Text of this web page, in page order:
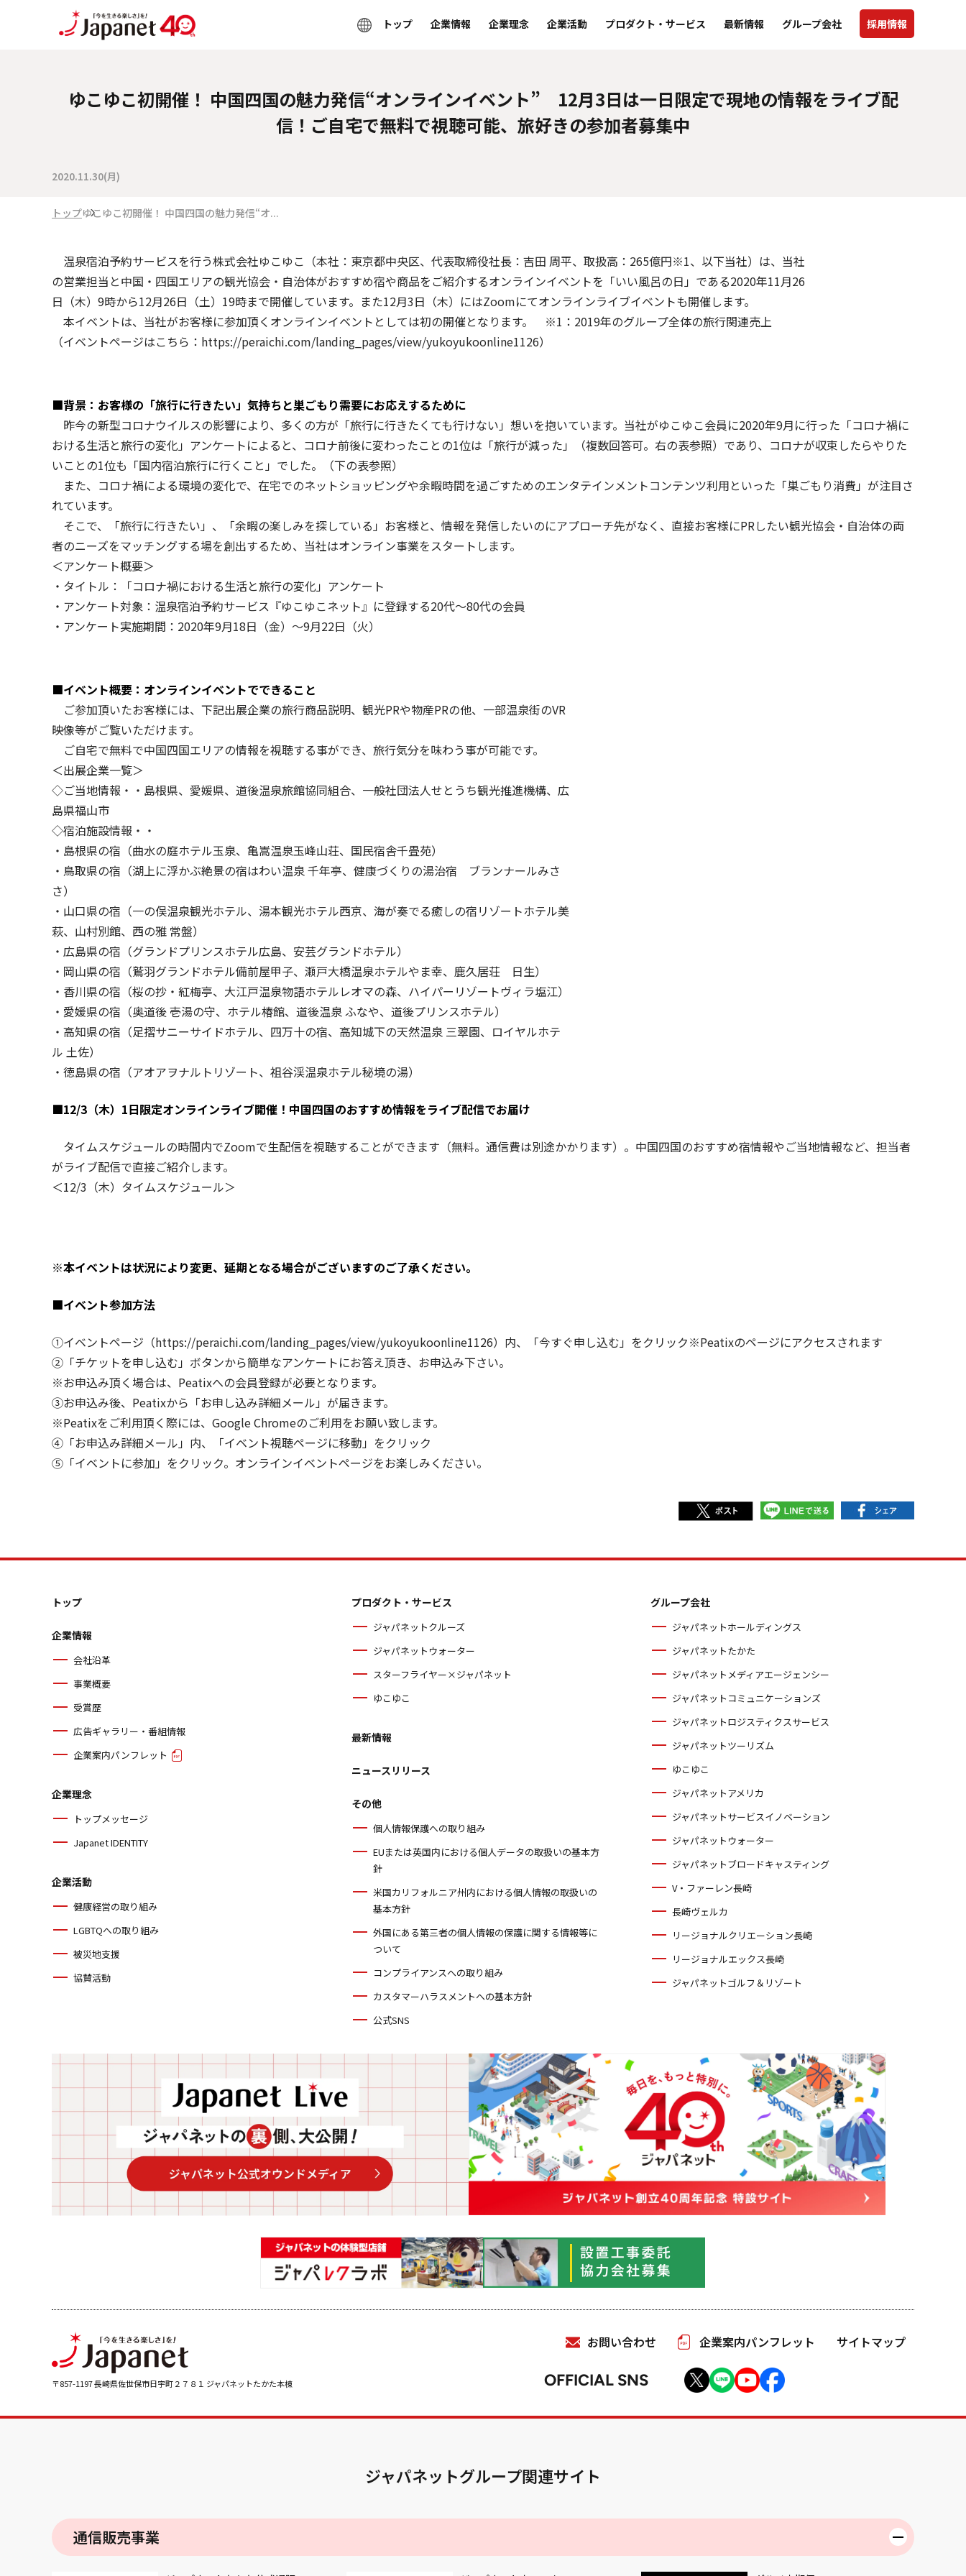
トップ 企業情報 企業理念 企業活動 プロダクト・サービス 最新情報 グループ会社 採用情報
ゆこゆこ初開催！ 中国四国の魅力発信“オンラインイベント” 12月3日は一日限定で現地の情報をライブ配
信！ご自宅で無料で視聴可能、旅好きの参加者募集中
2020.11.30(月)
トップゆこゆこ初開催！ 中国四国の魅力発信“オ...
温泉宿泊予約サービスを行う株式会社ゆこゆこ（本社：東京都中央区、代表取締役社長：吉田 周平、取扱高：265億円※1、以下当社）は、当社
の営業担当と中国・四国エリアの観光協会・自治体がおすすめ宿や商品をご紹介するオンラインイベントを「いい風呂の日」である2020年11月26
日（木）9時から12月26日（土）19時まで開催しています。また12月3日（木）にはZoomにてオンラインライブイベントも開催します。
本イベントは、当社がお客様に参加頂くオンラインイベントとしては初の開催となります。 ※1：2019年のグループ全体の旅行関連売上
（イベントページはこちら： https://peraichi.com/landing_pages/view/yukoyukoonline1126）
■背景：お客様の「旅行に行きたい」気持ちと巣ごもり需要にお応えするために
昨今の新型コロナウイルスの影響により、多くの方が「旅行に行きたくても行けない」想いを抱いています。当社がゆこゆこ会員に2020年9月に行った「コロナ禍に
おける生活と旅行の変化」アンケートによると、コロナ前後に変わったことの1位は「旅行が減った」（複数回答可。右の表参照）であり、コロナが収束したらやりた
いことの1位も「国内宿泊旅行に行くこと」でした。（下の表参照）
また、コロナ禍による環境の変化で、在宅でのネットショッピングや余暇時間を過ごすためのエンタテインメントコンテンツ利用といった「巣ごもり消費」が注目さ
れています。
そこで、「旅行に行きたい」、「余暇の楽しみを探している」お客様と、情報を発信したいのにアプローチ先がなく、直接お客様にPRしたい観光協会・自治体の両
者のニーズをマッチングする場を創出するため、当社はオンライン事業をスタートします。
＜アンケート概要＞
・タイトル：「コロナ禍における生活と旅行の変化」アンケート
・アンケート対象：温泉宿泊予約サービス『ゆこゆこネット』に登録する20代～80代の会員
・アンケート実施期間：2020年9月18日（金）～9月22日（火）
■イベント概要：オンラインイベントでできること
ご参加頂いたお客様には、下記出展企業の旅行商品説明、観光PRや物産PRの他、一部温泉街のVR
映像等がご覧いただけます。
ご自宅で無料で中国四国エリアの情報を視聴する事ができ、旅行気分を味わう事が可能です。
＜出展企業一覧＞
◇ご当地情報・・島根県、愛媛県、道後温泉旅館協同組合、一般社団法人せとうち観光推進機構、広
島県福山市
◇宿泊施設情報・・
・島根県の宿（曲水の庭ホテル玉泉、亀嵩温泉玉峰山荘、国民宿舎千畳苑）
・鳥取県の宿（湖上に浮かぶ絶景の宿はわい温泉 千年亭、健康づくりの湯治宿 ブランナールみさ
さ）
・山口県の宿（一の俣温泉観光ホテル、湯本観光ホテル西京、海が奏でる癒しの宿リゾートホテル美
萩、山村別館、西の雅 常盤）
・広島県の宿（グランドプリンスホテル広島、安芸グランドホテル）
・岡山県の宿（鷲羽グランドホテル備前屋甲子、瀬戸大橋温泉ホテルやま幸、鹿久居荘 日生）
・香川県の宿（桜の抄・紅梅亭、大江戸温泉物語ホテルレオマの森、ハイパーリゾートヴィラ塩江）
・愛媛県の宿（奥道後 壱湯の守、ホテル椿館、道後温泉 ふなや、道後プリンスホテル）
・高知県の宿（足摺サニーサイドホテル、四万十の宿、高知城下の天然温泉 三翠園、ロイヤルホテ
ル 土佐）
・徳島県の宿（アオアヲナルトリゾート、祖谷渓温泉ホテル秘境の湯）
■12/3（木）1日限定オンラインライブ開催！中国四国のおすすめ情報をライブ配信でお届け
タイムスケジュールの時間内でZoomで生配信を視聴することができます（無料。通信費は別途かかります）。中国四国のおすすめ宿情報やご当地情報など、担当者
がライブ配信で直接ご紹介します。
＜12/3（木）タイムスケジュール＞
※本イベントは状況により変更、延期となる場合がございますのご了承ください。
■イベント参加方法
①イベントページ（https://peraichi.com/landing_pages/view/yukoyukoonline1126）内、「今すぐ申し込む」をクリック※Peatixのページにアクセスされます
②「チケットを申し込む」ボタンから簡単なアンケートにお答え頂き、お申込み下さい。
※お申込み頂く場合は、Peatixへの会員登録が必要となります。
③お申込み後、Peatixから「お申し込み詳細メール」が届きます。
※Peatixをご利用頂く際には、Google Chromeのご利用をお願い致します。
④「お申込み詳細メール」内、「イベント視聴ページに移動」をクリック
⑤「イベントに参加」をクリック。オンラインイベントページをお楽しみください。
トップ
企業情報
会社沿革
事業概要
受賞歴
広告ギャラリー・番組情報
企業案内パンフレット
企業理念
トップメッセージ
Japanet IDENTITY
企業活動
健康経営の取り組み
LGBTQへの取り組み
被災地支援
協賛活動
プロダクト・サービス
ジャパネットクルーズ
ジャパネットウォーター
スターフライヤー×ジャパネット
ゆこゆこ
最新情報
ニュースリリース
その他
個人情報保護への取り組み
EUまたは英国内における個人データの取扱いの基本方
針
米国カリフォルニア州内における個人情報の取扱いの
基本方針
外国にある第三者の個人情報の保護に関する情報等に
ついて
コンプライアンスへの取り組み
カスタマーハラスメントへの基本方針
公式SNS
グループ会社
ジャパネットホールディングス
ジャパネットたかた
ジャパネットメディアエージェンシー
ジャパネットコミュニケーションズ
ジャパネットロジスティクスサービス
ジャパネットツーリズム
ゆこゆこ
ジャパネットアメリカ
ジャパネットサービスイノベーション
ジャパネットウォーター
ジャパネットブロードキャスティング
V・ファーレン長崎
長崎ヴェルカ
リージョナルクリエーション長崎
リージョナルエックス長崎
ジャパネットゴルフ＆リゾート
〒857-1197 長崎県佐世保市日宇町２７８１ ジャパネットたかた本棟
お問い合わせ 企業案内パンフレット サイトマップ
OFFICIAL SNS
ジャパネットグループ関連サイト
通信販売事業